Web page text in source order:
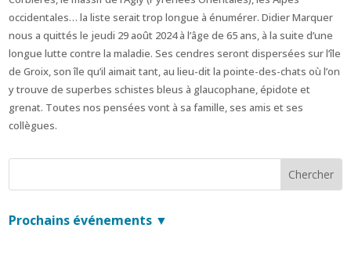
occidentales… la liste serait trop longue à énumérer. Didier Marquer
nous a quittés le jeudi 29 août 2024 à l’âge de 65 ans, à la suite d’une
longue lutte contre la maladie. Ses cendres seront dispersées sur l’île
de Groix, son île qu’il aimait tant, au lieu-dit la pointe-des-chats où l’on
y trouve de superbes schistes bleus à glaucophane, épidote et
grenat. Toutes nos pensées vont à sa famille, ses amis et ses
collègues.
Prochains événements ▼